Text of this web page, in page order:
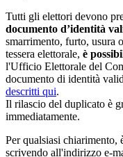
Tutti gli elettori devono
documento d’identità
smarrimento, furto, usura
tessera elettorale, è
l'Ufficio Elettorale del
documento di identità
descritti qui.
Il rilascio del duplicato è
immediatamente.
Per qualsiasi chiarimento,
scrivendo all'indirizzo e-